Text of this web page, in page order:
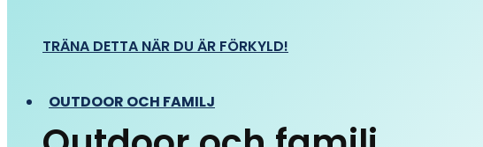
TRÄNA DETTA NÄR DU ÄR FÖRKYLD!
OUTDOOR OCH FAMILJ